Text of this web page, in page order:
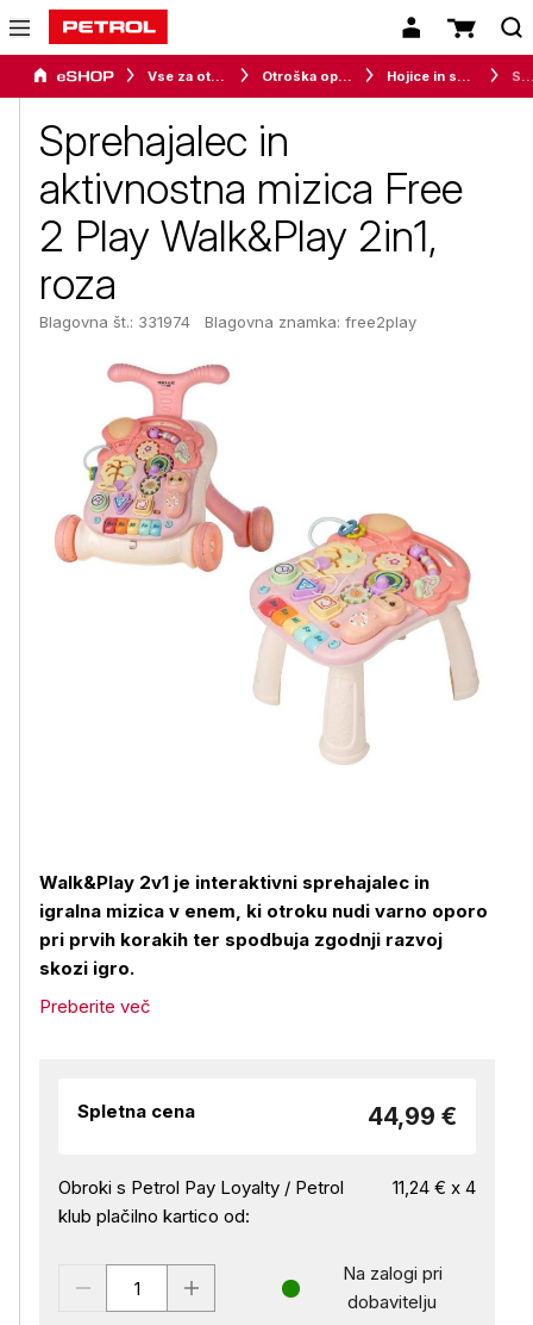
Vse za otroke Otroška oprema Hojice in sprehajalci
Sprehajalec in
aktivnostna mizica Free
2 Play Walk&Play 2in1,
roza
Blagovna št.: 331974 Blagovna znamka: free2play
Walk&Play 2v1 je interaktivni sprehajalec in
igralna mizica v enem, ki otroku nudi varno oporo
pri prvih korakih ter spodbuja zgodnji razvoj
skozi igro.
Preberite več
Spletna cena 44,99 €
Obroki s Petrol Pay Loyalty / Petrol
klub plačilno kartico od:
11,24 € x 4
Na zalogi pri
dobavitelju